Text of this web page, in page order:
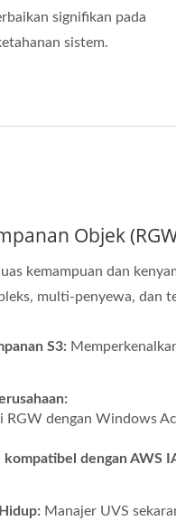
signifikan pada
sistem.
Objek
kemampuan dan
multi-penyewa, dan
S3:
RGW dengan Windows
kompatibel dengan AWS
Manajer UVS